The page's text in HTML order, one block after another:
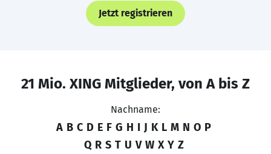
Jetzt registrieren
21 Mio. XING Mitglieder, von A bis Z
Nachname:
A B C D E F G H I J K L M N O P
Q R S T U V W X Y Z